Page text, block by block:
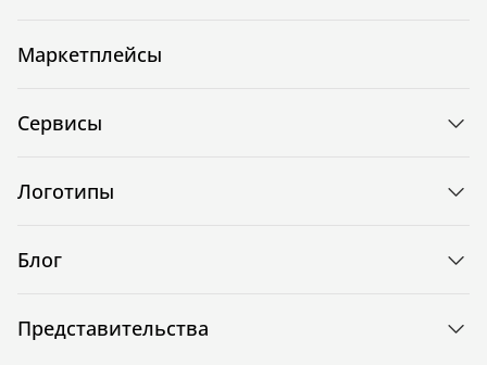
Маркетплейсы
Сервисы
Логотипы
Блог
Представительства